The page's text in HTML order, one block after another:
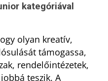
kategóriával
olyan kreatív,
támogassa,
rendelőintézetek,
teszik. A